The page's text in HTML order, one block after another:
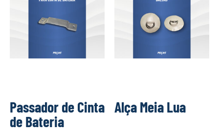
Passador de Cinta
de Bateria
Alça Meia Lua